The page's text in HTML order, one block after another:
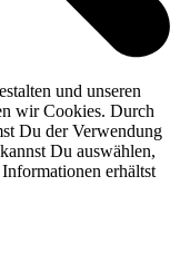
und unseren
wir Cookies. Durch
Du der Verwendung
Du auswählen,
erhältst